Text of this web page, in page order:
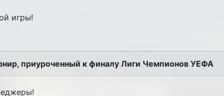
игры!
приуроченный к финалу Лиги Чемпионов УЕФА